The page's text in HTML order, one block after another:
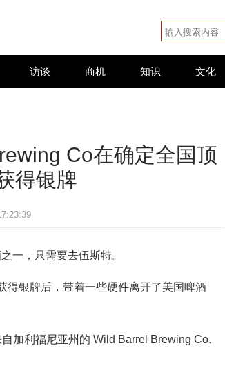
访谈 商机 知识 文化
Co在确定全国顶
得银牌
一，只需要去伍斯特。
得银牌后，带着一些硬件离开了美国啤酒
加利福尼亚州的 Wild Barrel Brewing Co.